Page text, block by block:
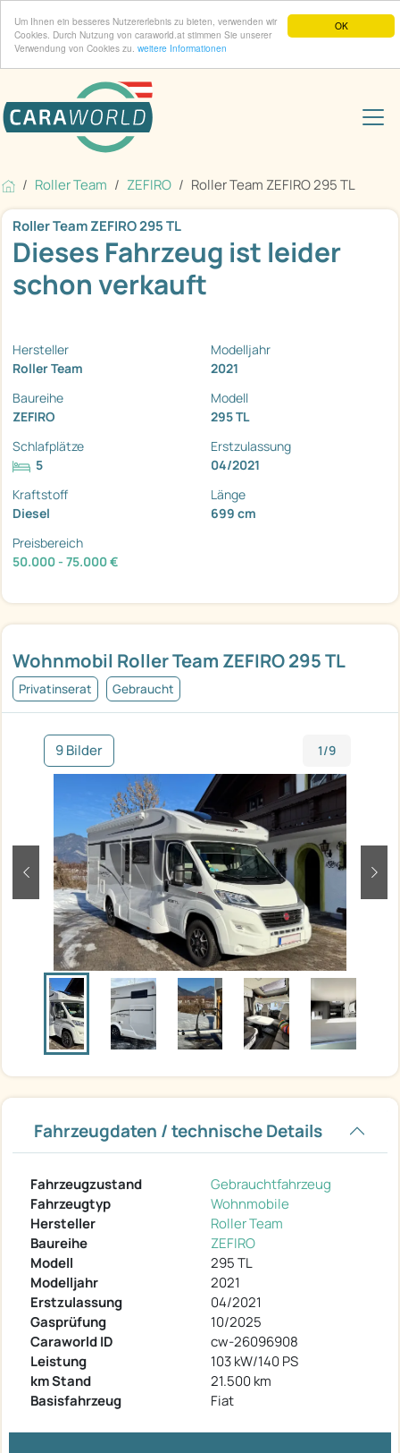
OK
Um Ihnen ein besseres Nutzererlebnis zu bieten, verwenden wir
Cookies. Durch Nutzung von caraworld.at stimmen Sie unserer
Verwendung von Cookies zu. weitere Informationen
Roller Team ZEFIRO Roller Team ZEFIRO 295 TL
Wohnmobil Roller Team ZEFIRO 295 TL
Privatinserat Gebraucht
9 Bilder 1/9
zurück
Fahrzeugdaten / technische Details
Fahrzeugzustand
Gebrauchtfahrzeug
Fahrzeugtyp
Wohnmobile
Hersteller
Roller Team
Baureihe
ZEFIRO
Modell
295 TL
Modelljahr
2021
Erstzulassung
04/2021
Gasprüfung
10/2025
Caraworld ID
cw-26096908
Leistung
103 kW/140 PS
km Stand
21.500 km
Basisfahrzeug
Fiat
Roller Team ZEFIRO 295 TL
Dieses Fahrzeug ist leider
schon verkauft
Hersteller
Roller Team
Modelljahr
2021
Baureihe
ZEFIRO
Modell
295 TL
Schlafplätze
5
Erstzulassung
04/2021
Kraftstoff
Diesel
Länge
699 cm
Preisbereich
50.000 - 75.000 €